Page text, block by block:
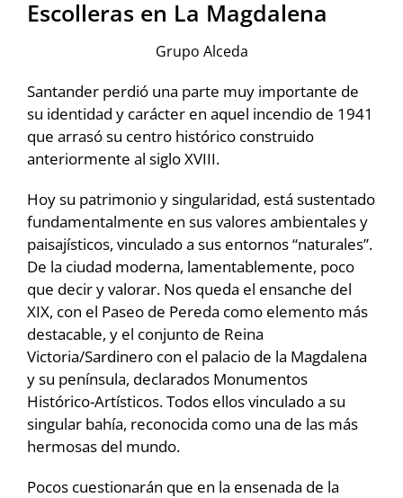
Escolleras en La Magdalena
Grupo Alceda
Santander perdió una parte muy importante de
su identidad y carácter en aquel incendio de 1941
que arrasó su centro histórico construido
anteriormente al siglo XVIII.
Hoy su patrimonio y singularidad, está sustentado
fundamentalmente en sus valores ambientales y
paisajísticos, vinculado a sus entornos “naturales”.
De la ciudad moderna, lamentablemente, poco
que decir y valorar. Nos queda el ensanche del
XIX, con el Paseo de Pereda como elemento más
destacable, y el conjunto de Reina
Victoria/Sardinero con el palacio de la Magdalena
y su península, declarados Monumentos
Histórico-Artísticos. Todos ellos vinculado a su
singular bahía, reconocida como una de las más
hermosas del mundo.
Pocos cuestionarán que en la ensenada de la